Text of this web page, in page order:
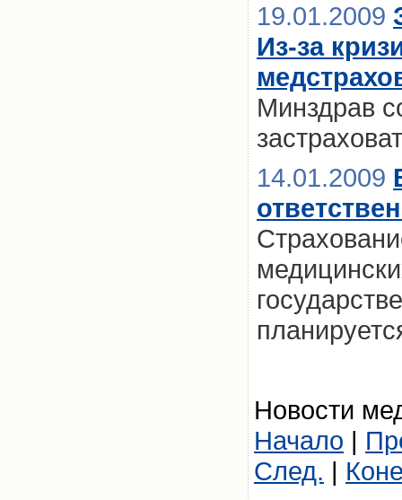
19.01.2009
Из-за
Минздрав
14.01.2009
Новости
Начало |
След. |